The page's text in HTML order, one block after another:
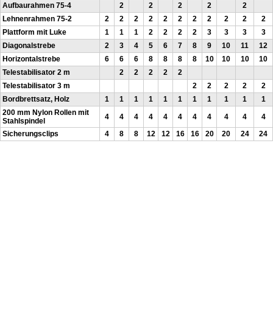
Aufbaurahmen 75-4
2 2 2 2
2
Lehnenrahmen 75-2
2 2 2 2 2 2 2 2 2 2
2
Plattform mit Luke
1 1 1 2 2 2 2 3 3 3
3
Diagonalstrebe
2 3 4 5 6 7 8 9 10 11
12
Horizontalstrebe
6 6 6 8 8 8 8 10 10 10
10
Telestabilisator 2 m
2 2 2 2
2
Telestabilisator 3 m
2 2 2 2
2
Bordbrettsatz, Holz
1 1 1 1 1 1 1 1 1 1
1
200 mm Nylon Rollen mit
Stahlspindel
4 4 4 4 4 4 4 4 4 4
4
Sicherungsclips
4 8 8 12 12 16 16 20 20 24 24